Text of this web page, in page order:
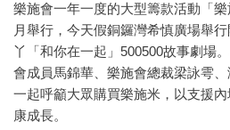
樂施會一年一度的大型籌款活動「
月舉行，今天假銅鑼灣希慎廣場舉
丫「和你在一起」500500故事劇場
會成員馬錦華、樂施會總裁梁詠雩、
一起呼籲大眾購買樂施米，以支援
康成長。